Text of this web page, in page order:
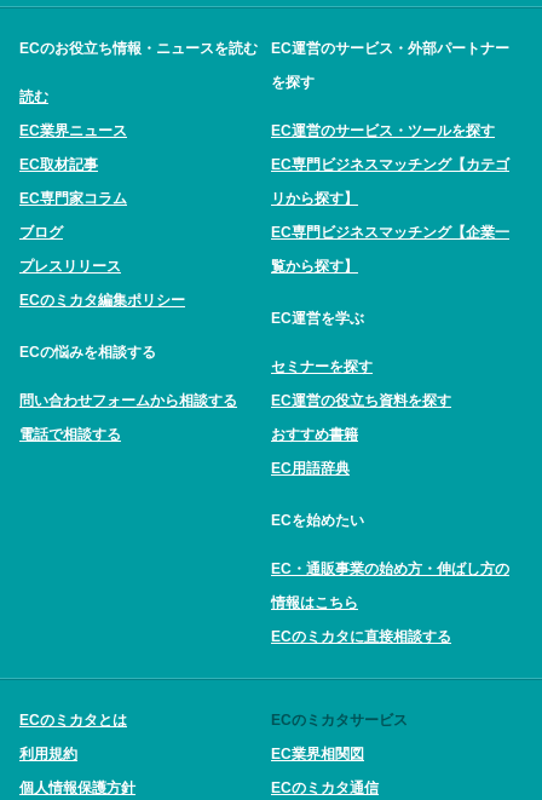
ECのお役立ち情報・ニュースを読む
読む
EC業界ニュース
EC取材記事
EC専門家コラム
ブログ
プレスリリース
ECのミカタ編集ポリシー
ECの悩みを相談する
問い合わせフォームから相談する
電話で相談する
EC運営のサービス・外部パートナー
を探す
EC運営のサービス・ツールを探す
EC専門ビジネスマッチング【カテゴ
リから探す】
EC専門ビジネスマッチング【企業一
覧から探す】
EC運営を学ぶ
セミナーを探す
EC運営の役立ち資料を探す
おすすめ書籍
EC用語辞典
ECを始めたい
EC・通販事業の始め方・伸ばし方の
情報はこちら
ECのミカタに直接相談する
ECのミカタとは
利用規約
個人情報保護方針
ECのミカタサービス
EC業界相関図
ECのミカタ通信